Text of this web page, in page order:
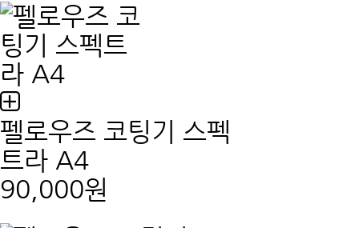
펠로우즈 코팅기 스펙
트라 A4
90,000원